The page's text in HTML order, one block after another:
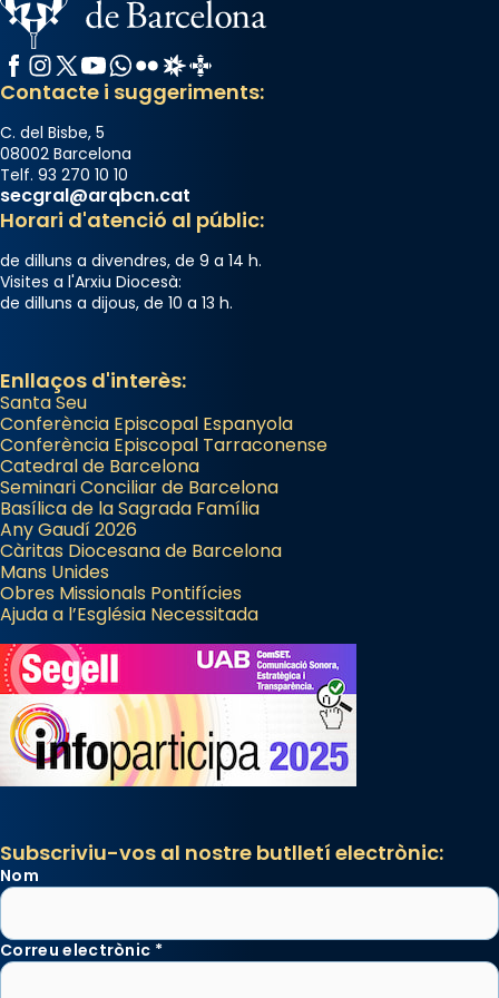
Facebook
Instagram
X / Twitter
YouTube
WhatsApp
FlickrRadio Estel
Catalunya Cristiana
Contacte i suggeriments:
C. del Bisbe, 5
08002 Barcelona
Telf. 93 270 10 10
secgral@arqbcn.cat
Horari d'atenció al públic:
de dilluns a divendres, de 9 a 14 h.
Visites a l'Arxiu Diocesà:
de dilluns a dijous, de 10 a 13 h.
Enllaços d'interès:
Santa Seu
Conferència Episcopal Espanyola
Conferència Episcopal Tarraconense
Catedral de Barcelona
Seminari Conciliar de Barcelona
Basílica de la Sagrada Família
Any Gaudí 2026
Càritas Diocesana de Barcelona
Mans Unides
Obres Missionals Pontifícies
Ajuda a l’Església Necessitada
Subscriviu-vos al nostre butlletí electrònic:
Nom
Correu electrònic *